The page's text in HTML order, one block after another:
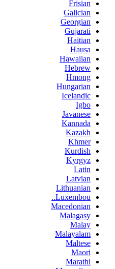
Frisian
Galician
Georgian
Gujarati
Haitian
Hausa
Hawaiian
Hebrew
Hmong
Hungarian
Icelandic
Igbo
Javanese
Kannada
Kazakh
Khmer
Kurdish
Kyrgyz
Latin
Latvian
Lithuanian
Luxembou..
Macedonian
Malagasy
Malay
Malayalam
Maltese
Maori
Marathi